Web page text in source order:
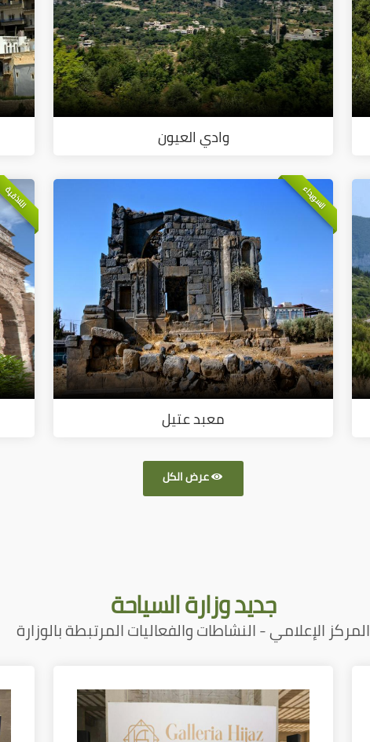
وادي العيون
السويداء
معبد عتيل
اللاذقية
عرض الكل
جديدوزارة السياحة
المركز الإعلامي - النشاطات والفعاليات المرتبطة بالوزارة